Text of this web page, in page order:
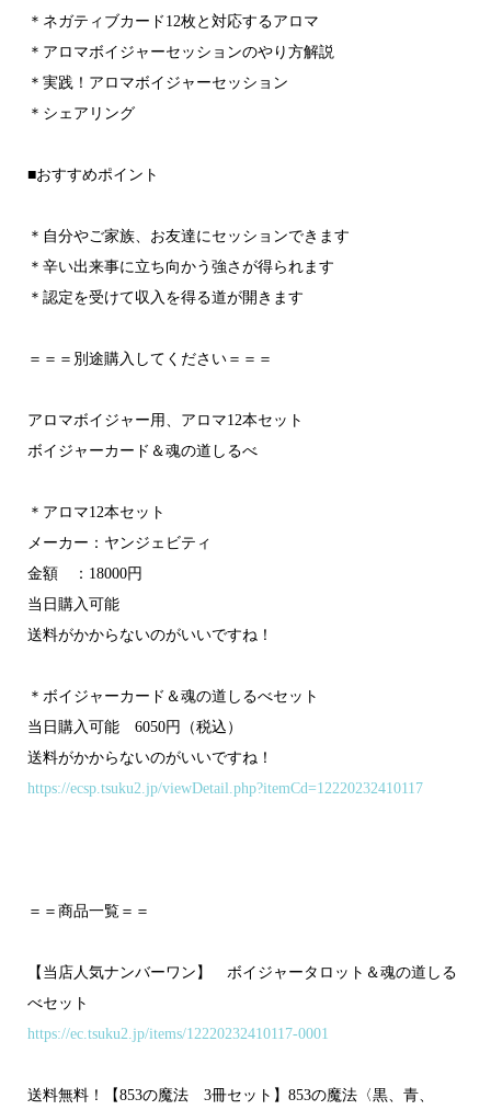
＊ネガティブカード12枚と対応するアロマ
＊アロマボイジャーセッションのやり方解説
＊実践！アロマボイジャーセッション
＊シェアリング
■おすすめポイント
＊自分やご家族、お友達にセッションできます
＊辛い出来事に立ち向かう強さが得られます
＊認定を受けて収入を得る道が開きます
＝＝＝別途購入してください＝＝＝
アロマボイジャー用、アロマ12本セット
ボイジャーカード＆魂の道しるべ
＊アロマ12本セット
メーカー：ヤンジェビティ
金額 ：18000円
当日購入可能
送料がかからないのがいいですね！
＊ボイジャーカード＆魂の道しるべセット
当日購入可能 6050円（税込）
送料がかからないのがいいですね！
https://ecsp.tsuku2.jp/viewDetail.php?itemCd=12220232410117
＝＝商品一覧＝＝
【当店人気ナンバーワン】 ボイジャータロット＆魂の道しる
べセット
https://ec.tsuku2.jp/items/12220232410117-0001
送料無料！【853の魔法 3冊セット】853の魔法〈黒、青、